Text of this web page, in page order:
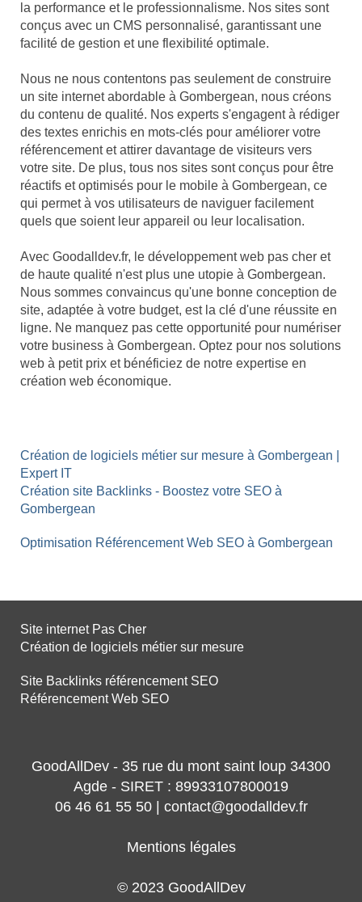
la performance et le professionnalisme. Nos sites sont
conçus avec un CMS personnalisé, garantissant une
facilité de gestion et une flexibilité optimale.
Nous ne nous contentons pas seulement de construire
un site internet abordable à Gombergean, nous créons
du contenu de qualité. Nos experts s'engagent à rédiger
des textes enrichis en mots-clés pour améliorer votre
référencement et attirer davantage de visiteurs vers
votre site. De plus, tous nos sites sont conçus pour être
réactifs et optimisés pour le mobile à Gombergean, ce
qui permet à vos utilisateurs de naviguer facilement
quels que soient leur appareil ou leur localisation.
Avec Goodalldev.fr, le développement web pas cher et
de haute qualité n'est plus une utopie à Gombergean.
Nous sommes convaincus qu'une bonne conception de
site, adaptée à votre budget, est la clé d'une réussite en
ligne. Ne manquez pas cette opportunité pour numériser
votre business à Gombergean. Optez pour nos solutions
web à petit prix et bénéficiez de notre expertise en
création web économique.
Création de logiciels métier sur mesure à Gombergean |
Expert IT
Création site Backlinks - Boostez votre SEO à
Gombergean
Optimisation Référencement Web SEO à Gombergean
Site internet Pas Cher
Création de logiciels métier sur mesure
Site Backlinks référencement SEO
Référencement Web SEO
GoodAllDev - 35 rue du mont saint loup 34300
Agde - SIRET : 89933107800019
06 46 61 55 50 | contact@goodalldev.fr
Mentions légales
© 2023 GoodAllDev